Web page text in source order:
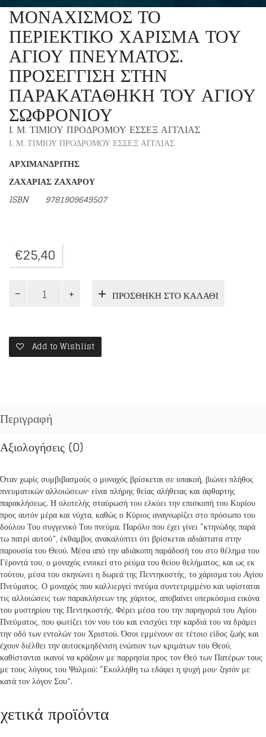
ΜΟΝΑΧΙΣΜΟΣ ΤΟ
ΠΕΡΙΕΚΤΙΚΟ ΧΑΡΙΣΜΑ ΤΟΥ
ΑΓΙΟΥ ΠΝΕΥΜΑΤΟΣ.
ΠΡΟΣΕΓΓΙΣΗ ΣΤΗΝ
ΠΑΡΑΚΑΤΑΘΗΚΗ ΤΟΥ ΑΓΙΟΥ
ΣΩΦΡΟΝΙΟΥ
Ι. Μ. ΤΙΜΙΟΥ ΠΡΟΔΡΟΜΟΥ ΕΣΣΕΞ ΑΓΓΛΙΑΣ
Ι. Μ. ΤΙΜΙΟΥ ΠΡΟΔΡΟΜΟΥ ΕΣΣΕΞ ΑΓΓΛΙΑΣ
ΑΡΧΙΜΑΝΔΡΙΤΗΣ
ΖΑΧΑΡΙΑΣ ΖΑΧΑΡΟΥ
ISBN
9781909649507
€25,40
ΤΟ
ΤΟΥ
ΑΓΙΟΥ
ΠΝΕΥΜΑΤΟΣ.
ΑΓΙΟΥ
ΣΩΦΡΟΝΙΟΥ
ποσότητα
ΠΡΟΣΘΉΚΗ ΣΤΟ ΚΑΛΆΘΙ
Add to Wishlist
Περιγραφή
Αξιολογήσεις (0)
Όταν χωρίς συμβιβασμούς ο μοναχός βρίσκεται σε υπακοή, βιώνει πλήθος
πνευματικών αλλοιώσεων· είναι πλήρης θείας αλήθειας και άφθαρτης
παρακλήσεως. Η ολοτελής σταύρωσή του ελκύει την επισκοπή του Κυρίου
προς αυτόν μέρα και νύχτα, καθώς ο Κύριος αναγνωρίζει στο πρόσωπο του
δούλου Του συγγενικό Του πνεύμα. Παρόλο που έχει γίνει “κτηνώδης παρά
τω πατρί αυτού”, έκθαμβος ανακαλύπτει ότι βρίσκεται αδιάστατα στην
παρουσία του Θεού. Μέσα από την αδιάκοπη παράδοσή του στο θέλημα του
Γέροντά του, ο μοναχός ενοικεί στο ρεύμα του θείου θελήματος, και ως εκ
τούτου, μέσα του σκηνώνει η δωρεά της Πεντηκοστής, το χάρισμα του Αγίου
Πνεύματος. Ο μοναχός που καλλιεργεί πνεύμα συντετριμμένο και υφίσταται
τις αλλοιώσεις των παρακλήσεων της χάριτος, αποβαίνει υπερκόσμια εικόνα
του μυστηρίου της Πεντηκοστής. Φέρει μέσα του την παρηγοριά του Αγίου
Πνεύματος, που φωτίζει τον νου του και ενισχύει την καρδιά του να δράμει
την οδό των εντολών του Χριστού. Όσοι εμμένουν σε τέτοιο είδος ζωής και
έχουν διέλθει την αυτοεκμηδένιση ενώπιον των κριμάτων του Θεού,
καθίστανται ικανοί να κράζουν με παρρησία προς τον Θεό των Πατέρων τους
με τους λόγους του Ψαλμού: “Εκολλήθη τω εδάφει η ψυχή μου· ζησόν με
κατά τον λόγον Σου”.
προϊόντα